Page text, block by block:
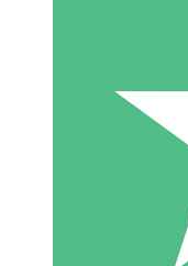
Betala per